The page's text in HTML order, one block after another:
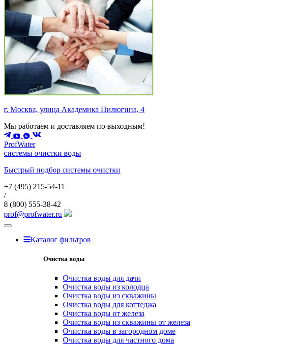
г. Москва, улица Академика Пилюгина, 4
Мы работаем и доставляем по выходным!
ProfWater
системы очистки воды
Быстрый подбор системы очистки
+7 (495) 215-54-11
/
8 (800) 555-38-42
prof@profwater.ru
Меню
Каталог фильтров
Очистка воды
Очистка воды для дачи
Очистка воды из колодца
Очистка воды из скважины
Очистка воды для коттеджа
Очистка воды от железа
Очистка воды из скважины от железа
Очистка воды в загородном доме
Очистка воды для частного дома